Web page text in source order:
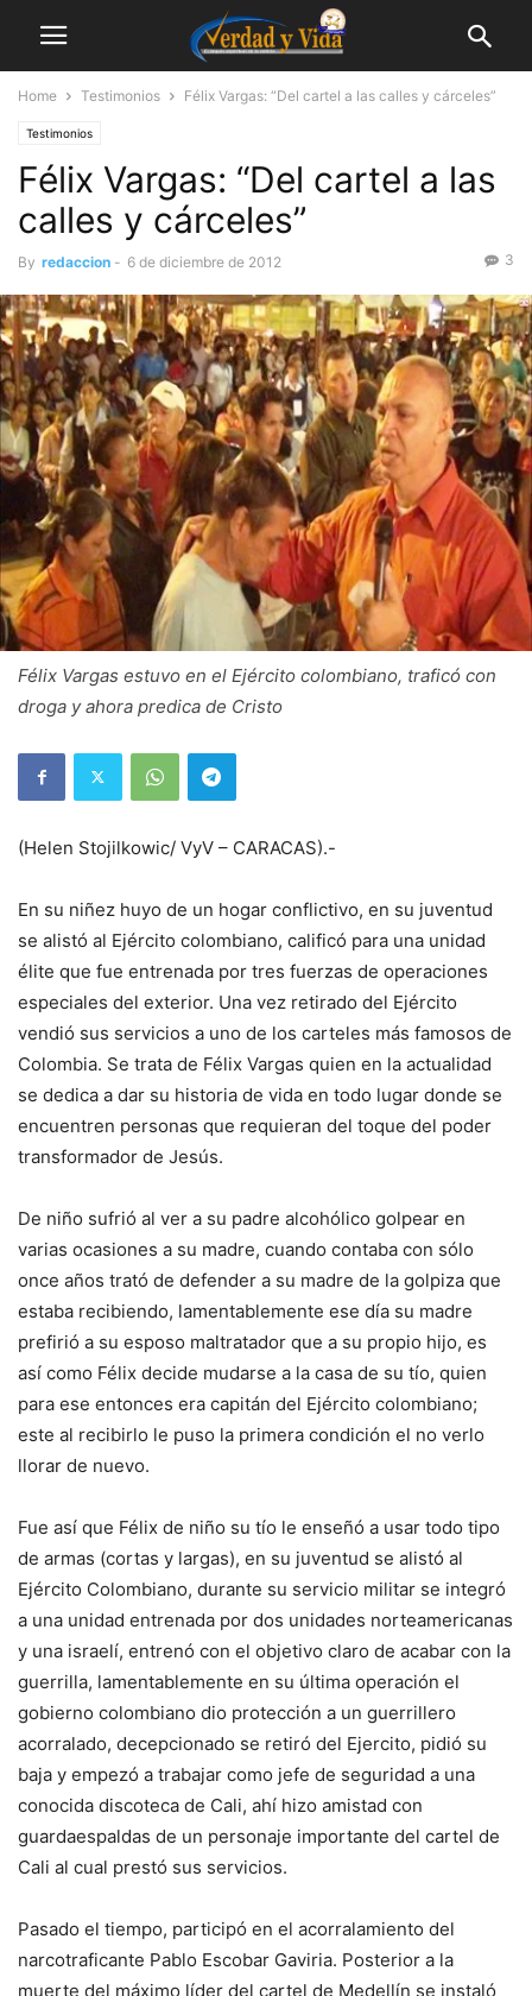
Home Testimonios Félix Vargas: “Del cartel a las calles y cárceles”
Testimonios
Félix Vargas: “Del cartel a las
calles y cárceles”
By redaccion - 6 de diciembre de 2012 3
Félix Vargas estuvo en el Ejército colombiano, traficó con
droga y ahora predica de Cristo
(Helen Stojilkowic/ VyV – CARACAS).-
En su niñez huyo de un hogar conflictivo, en su juventud
se alistó al Ejército colombiano, calificó para una unidad
élite que fue entrenada por tres fuerzas de operaciones
especiales del exterior. Una vez retirado del Ejército
vendió sus servicios a uno de los carteles más famosos de
Colombia. Se trata de Félix Vargas quien en la actualidad
se dedica a dar su historia de vida en todo lugar donde se
encuentren personas que requieran del toque del poder
transformador de Jesús.
De niño sufrió al ver a su padre alcohólico golpear en
varias ocasiones a su madre, cuando contaba con sólo
once años trató de defender a su madre de la golpiza que
estaba recibiendo, lamentablemente ese día su madre
prefirió a su esposo maltratador que a su propio hijo, es
así como Félix decide mudarse a la casa de su tío, quien
para ese entonces era capitán del Ejército colombiano;
este al recibirlo le puso la primera condición el no verlo
llorar de nuevo.
Fue así que Félix de niño su tío le enseñó a usar todo tipo
de armas (cortas y largas), en su juventud se alistó al
Ejército Colombiano, durante su servicio militar se integró
a una unidad entrenada por dos unidades norteamericanas
y una israelí, entrenó con el objetivo claro de acabar con la
guerrilla, lamentablemente en su última operación el
gobierno colombiano dio protección a un guerrillero
acorralado, decepcionado se retiró del Ejercito, pidió su
baja y empezó a trabajar como jefe de seguridad a una
conocida discoteca de Cali, ahí hizo amistad con
guardaespaldas de un personaje importante del cartel de
Cali al cual prestó sus servicios.
Pasado el tiempo, participó en el acorralamiento del
narcotraficante Pablo Escobar Gaviria. Posterior a la
muerte del máximo líder del cartel de Medellín se instaló